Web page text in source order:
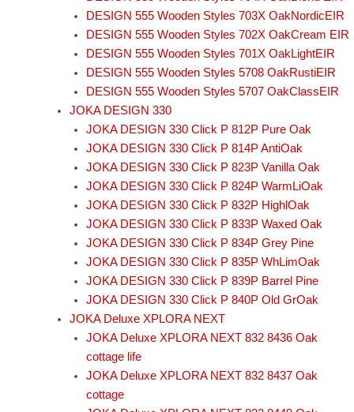
DESIGN 555 Wooden Styles 703X OakNordicEIR
DESIGN 555 Wooden Styles 702X OakCream EIR
DESIGN 555 Wooden Styles 701X OakLightEIR
DESIGN 555 Wooden Styles 5708 OakRustiEIR
DESIGN 555 Wooden Styles 5707 OakClassEIR
JOKA DESIGN 330
JOKA DESIGN 330 Click P 812P Pure Oak
JOKA DESIGN 330 Click P 814P AntiOak
JOKA DESIGN 330 Click P 823P Vanilla Oak
JOKA DESIGN 330 Click P 824P WarmLiOak
JOKA DESIGN 330 Click P 832P HighlOak
JOKA DESIGN 330 Click P 833P Waxed Oak
JOKA DESIGN 330 Click P 834P Grey Pine
JOKA DESIGN 330 Click P 835P WhLimOak
JOKA DESIGN 330 Click P 839P Barrel Pine
JOKA DESIGN 330 Click P 840P Old GrOak
JOKA Deluxe XPLORA NEXT
JOKA Deluxe XPLORA NEXT 832 8436 Oak
cottage life
JOKA Deluxe XPLORA NEXT 832 8437 Oak
cottage